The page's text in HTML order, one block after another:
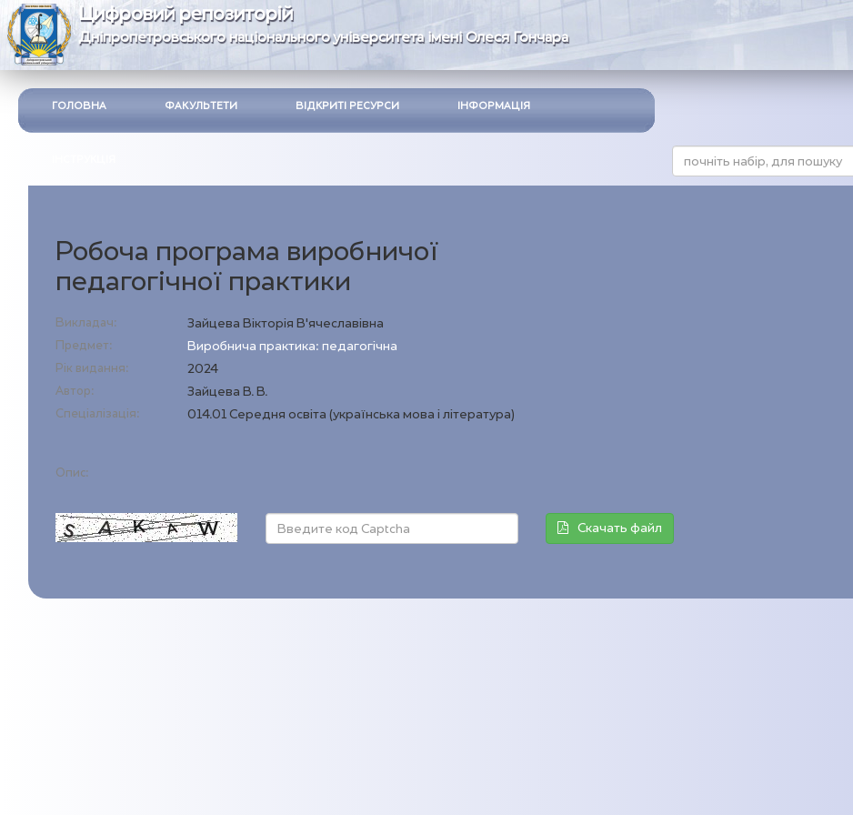
Цифровий репозиторій
Дніпропетровського національного університета імені Олеся Гончара
ГОЛОВНА ФАКУЛЬТЕТИ ВІДКРИТІ РЕСУРСИ ІНФОРМАЦІЯ
Робоча програма виробничої
педагогічної практики
Викладач: Зайцева Вікторія В'ячеславівна
Предмет: Виробнича практика: педагогічна
Рік видання: 2024
Автор: Зайцева В. В.
Спеціалізація: 014.01 Середня освіта (українська мова і література)
Опис:
Скачать файл